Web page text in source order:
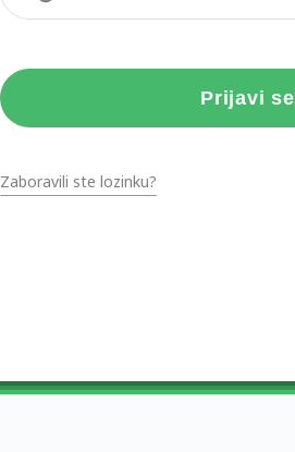
Prijavi se
Zaboravili ste lozinku?